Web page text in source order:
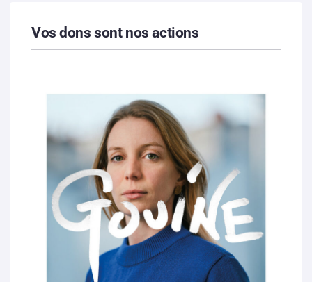
Vos dons sont nos actions